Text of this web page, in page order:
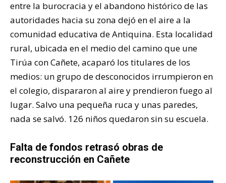
entre la burocracia y el abandono histórico de las
autoridades hacia su zona dejó en el aire a la
comunidad educativa de Antiquina. Esta localidad
rural, ubicada en el medio del camino que une
Tirúa con Cañete, acaparó los titulares de los
medios: un grupo de desconocidos irrumpieron en
el colegio, dispararon al aire y prendieron fuego al
lugar. Salvo una pequeña ruca y unas paredes,
nada se salvó. 126 niños quedaron sin su escuela.
Falta de fondos retrasó obras de
reconstrucción en Cañete